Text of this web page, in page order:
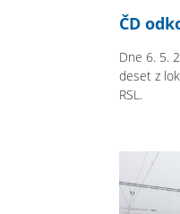
ČD
Dne 6. 5.
deset z
RSL.